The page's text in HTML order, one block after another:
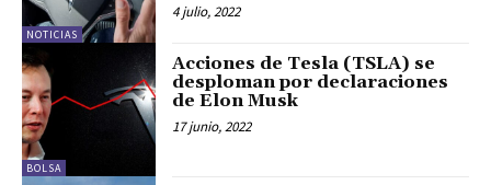
NOTICIAS
4 julio, 2022
BOLSA
Acciones de Tesla (TSLA) se
desploman por declaraciones
de Elon Musk
17 junio, 2022